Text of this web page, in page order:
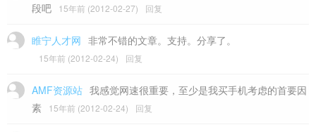
段吧
15年前 (2012-02-27) 回复
睢宁人才网 非常不错的文章。支持。分享了。
15年前 (2012-02-24) 回复
AMF资源站 我感觉网速很重要，至少是我买手机考虑的首要因
素
15年前 (2012-02-24) 回复